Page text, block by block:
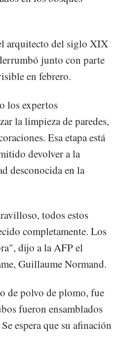
arquitecto del siglo XIX
junto con parte
en febrero.
los expertos
la limpieza de paredes,
Esa etapa está
devolver a la
desconocida en la
todos estos
completamente. Los
dijo a la AFP el
Guillaume Normand.
de polvo de plomo, fue
fueron ensamblados
espera que su afinación